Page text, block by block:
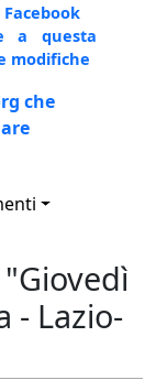
a questa
modifiche
che
- Lazio-